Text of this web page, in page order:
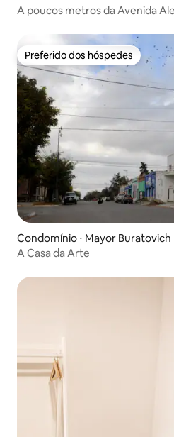
A poucos metros da Avenida
Preferido dos hóspedes
Preferido dos hóspedes
Condomínio ⋅ Mayor Buratovich
A Casa da Arte